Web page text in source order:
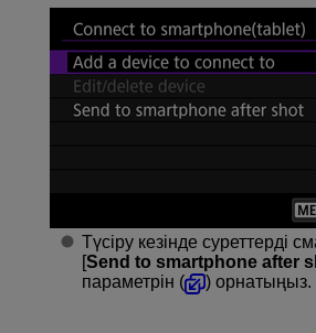
Түсіру кезінде суреттерді
Send to smartphone after
параметрін (
) орнатыңыз.